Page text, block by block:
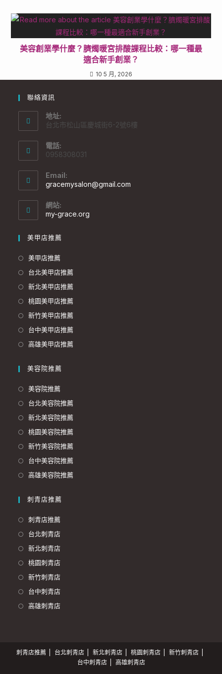
美容創業學什麼？臍燭暖宮排酸課程比較：哪一種最
適合新手創業？
10 5 月, 2026
聯絡資訊
地址:
台北市松山區慶城街6-2號6樓
電話:
0958308031
Email:
gracemysalon@gmail.com
網站:
my-grace.org
美甲店推薦
美甲店推薦
台北美甲店推薦
新北美甲店推薦
桃園美甲店推薦
新竹美甲店推薦
台中美甲店推薦
高雄美甲店推薦
美容院推薦
美容院推薦
台北美容院推薦
新北美容院推薦
桃園美容院推薦
新竹美容院推薦
台中美容院推薦
高雄美容院推薦
刺青店推薦
刺青店推薦
台北刺青店
新北刺青店
桃園刺青店
新竹刺青店
台中刺青店
高雄刺青店
刺青店推薦 台北刺青店 新北刺青店 桃園刺青店
新竹刺青店
台中刺青店
高雄刺青店